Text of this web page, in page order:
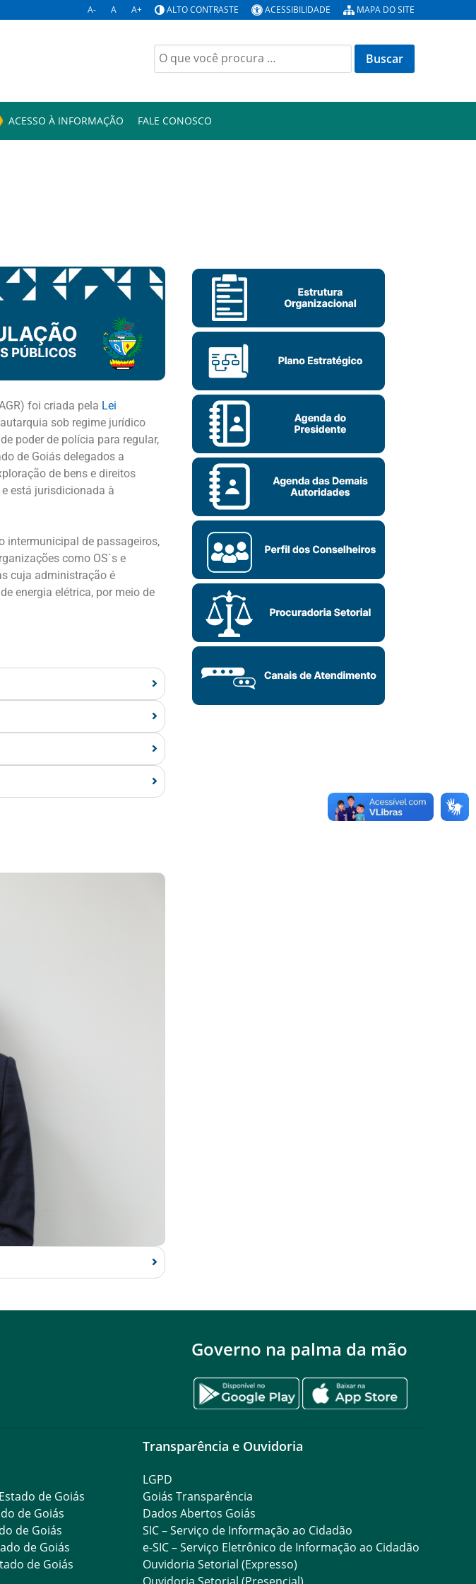
A- A A+ ALTO CONTRASTE ACESSIBILIDADE MAPA DO SITE
ACESSO À INFORMAÇÃO FALE CONOSCO
foi criada pela Lei
sob regime jurídico
poder de polícia para regular,
de Goiás delegados a
de bens e direitos
está jurisdicionada à
intermunicipal de passageiros,
como OS`s e
cuja administração é
energia elétrica, por meio de
Governo na palma da mão
de Goiás
de Goiás
de Goiás
de Goiás
de Goiás
Transparência e Ouvidoria
LGPD
Goiás Transparência
Dados Abertos Goiás
SIC – Serviço de Informação ao Cidadão
e-SIC – Serviço Eletrônico de Informação ao Cidadão
Ouvidoria Setorial (Expresso)